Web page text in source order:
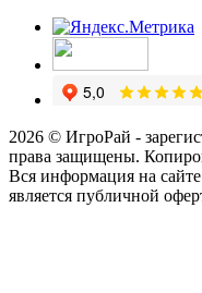
2026 © ИгроРай -
права защищены.
Вся информация на
является публичной